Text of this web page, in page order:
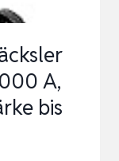
A,
bis